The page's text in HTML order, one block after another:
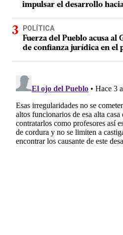
impulsar el desarrollo
POLÍTICA
Fuerza del Pueblo acusa
de confianza jurídica en el